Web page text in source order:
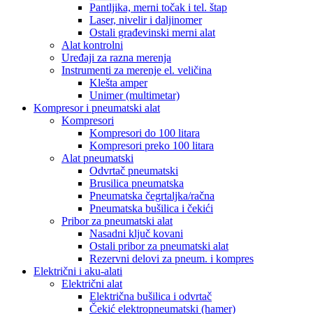
Pantljika, merni točak i tel. štap
Laser, nivelir i daljinomer
Ostali građevinski merni alat
Alat kontrolni
Uređaji za razna merenja
Instrumenti za merenje el. veličina
Klešta amper
Unimer (multimetar)
Kompresor i pneumatski alat
Kompresori
Kompresori do 100 litara
Kompresori preko 100 litara
Alat pneumatski
Odvrtač pneumatski
Brusilica pneumatska
Pneumatska čegrtaljka/račna
Pneumatska bušilica i čekići
Pribor za pneumatski alat
Nasadni ključ kovani
Ostali pribor za pneumatski alat
Rezervni delovi za pneum. i kompres
Električni i aku-alati
Električni alat
Električna bušilica i odvrtač
Čekić elektropneumatski (hamer)